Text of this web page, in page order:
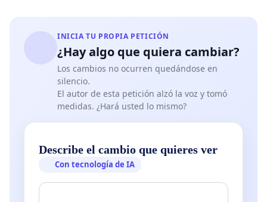
INICIA TU PROPIA PETICIÓN
¿Hay algo que quiera cambiar?
Los cambios no ocurren quedándose en
silencio.
El autor de esta petición alzó la voz y tomó
medidas. ¿Hará usted lo mismo?
Describe el cambio que quieres ver
Con tecnología de IA